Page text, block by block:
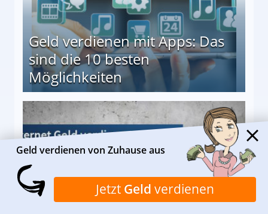
Geld verdienen mit Apps: Das
sind die 10 besten
Möglichkeiten
besten Möglichkeiten
Geld verdienen von Zuhause aus
Jetzt Geld verdienen